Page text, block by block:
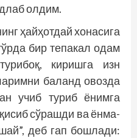
олдим.
ҳайҳотдай хонасига
бир тепакал одам
киришга изн
баланд овозда
учиб туриб ёнимга
сўрашди ва ёнма-
деб гап бошлади: